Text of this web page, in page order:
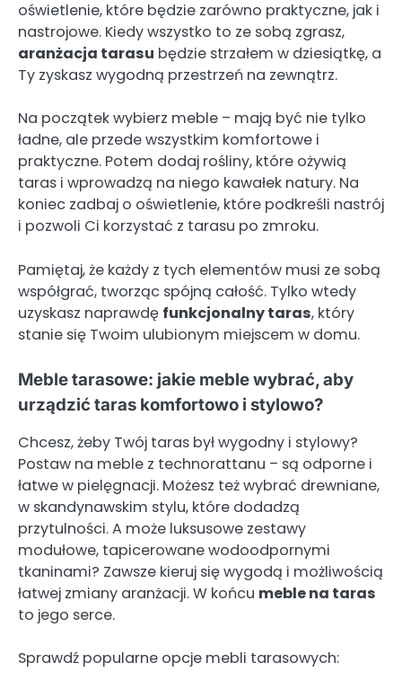
oświetlenie, które będzie zarówno praktyczne, jak i
nastrojowe. Kiedy wszystko to ze sobą zgrasz,
aranżacja tarasu będzie strzałem w dziesiątkę, a
Ty zyskasz wygodną przestrzeń na zewnątrz.
Na początek wybierz meble – mają być nie tylko
ładne, ale przede wszystkim komfortowe i
praktyczne. Potem dodaj rośliny, które ożywią
taras i wprowadzą na niego kawałek natury. Na
koniec zadbaj o oświetlenie, które podkreśli nastrój
i pozwoli Ci korzystać z tarasu po zmroku.
Pamiętaj, że każdy z tych elementów musi ze sobą
współgrać, tworząc spójną całość. Tylko wtedy
uzyskasz naprawdę funkcjonalny taras, który
stanie się Twoim ulubionym miejscem w domu.
Meble tarasowe: jakie meble wybrać, aby
urządzić taras komfortowo i stylowo?
Chcesz, żeby Twój taras był wygodny i stylowy?
Postaw na meble z technorattanu – są odporne i
łatwe w pielęgnacji. Możesz też wybrać drewniane,
w skandynawskim stylu, które dodadzą
przytulności. A może luksusowe zestawy
modułowe, tapicerowane wodoodpornymi
tkaninami? Zawsze kieruj się wygodą i możliwością
łatwej zmiany aranżacji. W końcu meble na taras
to jego serce.
Sprawdź popularne opcje mebli tarasowych: